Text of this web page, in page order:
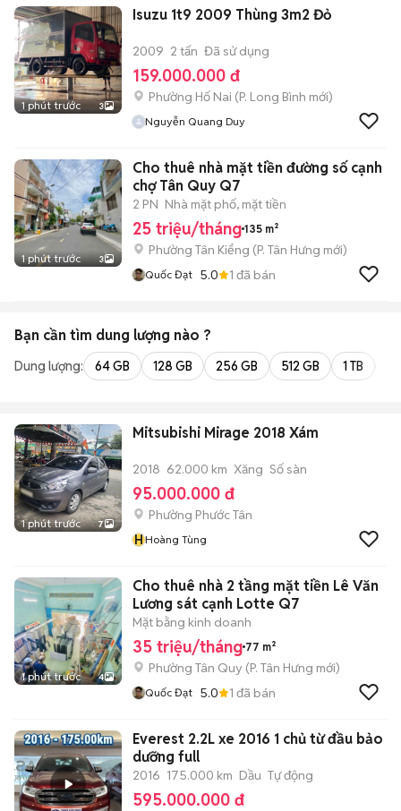
1 phút trước 3
Isuzu 1t9 2009 Thùng 3m2 Đỏ
2009 2 tấn Đã sử dụng
159.000.000 đ
Phường Hố Nai (P. Long Bình mới)
Nguyễn Quang Duy
1 phút trước 3
Cho thuê nhà mặt tiền đường số cạnh
chợ Tân Quy Q7
2 PN Nhà mặt phố, mặt tiền
25 triệu/tháng 135 m²
Phường Tân Kiểng (P. Tân Hưng mới)
Quốc Đạt 5.0 1 đã bán
Bạn cần tìm dung lượng nào ?
Dung lượng: 64 GB 128 GB 256 GB 512 GB 1 TB
1 phút trước 7
Mitsubishi Mirage 2018 Xám
2018 62.000 km Xăng Số sàn
95.000.000 đ
Phường Phước Tân
HHoàng Tùng
1 phút trước 4
Cho thuê nhà 2 tầng mặt tiền Lê Văn
Lương sát cạnh Lotte Q7
Mặt bằng kinh doanh
35 triệu/tháng 77 m²
Phường Tân Quy (P. Tân Hưng mới)
Quốc Đạt 5.0 1 đã bán
Everest 2.2L xe 2016 1 chủ từ đầu bảo
dưỡng full
2016 175.000 km Dầu Tự động
595.000.000 đ